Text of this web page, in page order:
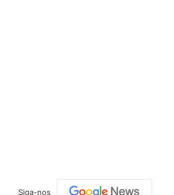
Siga-nos